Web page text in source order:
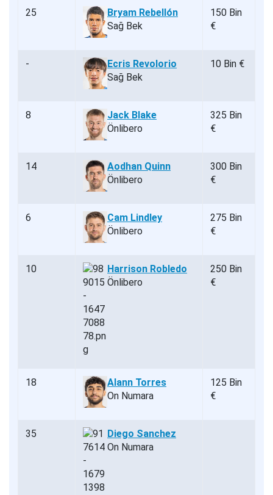
25
Bryam Rebellón
Sağ Bek
150 Bin
€
-
Ecris Revolorio
Sağ Bek
10 Bin €
8
Jack Blake
Önlibero
325 Bin
€
14
Aodhan Quinn
Önlibero
300 Bin
€
6
Cam Lindley
Önlibero
275 Bin
€
10
Harrison Robledo
Önlibero
250 Bin
€
18
Alann Torres
On Numara
125 Bin
€
35
Diego Sanchez
On Numara